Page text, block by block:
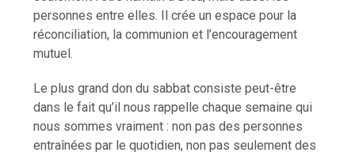
personnes entre elles. Il crée un espace pour la
réconciliation, la communion et l’encouragement
mutuel.
Le plus grand don du sabbat consiste peut-être
dans le fait qu’il nous rappelle chaque semaine qui
nous sommes vraiment : non pas des personnes
entraînées par le quotidien, non pas seulement des